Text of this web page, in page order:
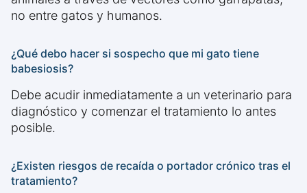
no entre gatos y humanos.
¿Qué debo hacer si sospecho que mi gato tiene
babesiosis?
Debe acudir inmediatamente a un veterinario para
diagnóstico y comenzar el tratamiento lo antes
posible.
¿Existen riesgos de recaída o portador crónico tras el
tratamiento?